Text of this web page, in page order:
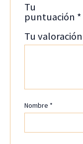
Tu
puntuación *
Tu valoración
Nombre *